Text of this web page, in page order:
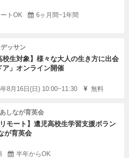
トOK
6ヶ月間~1年間
ッサン
校生対象】様々な大人の生き方に出会
ア」オンライン開催
8月16日(日) 10:00~11:30 無料
しなが育英会
リモート】遺児高校生学習支援ボラン
が育英会
半年からOK